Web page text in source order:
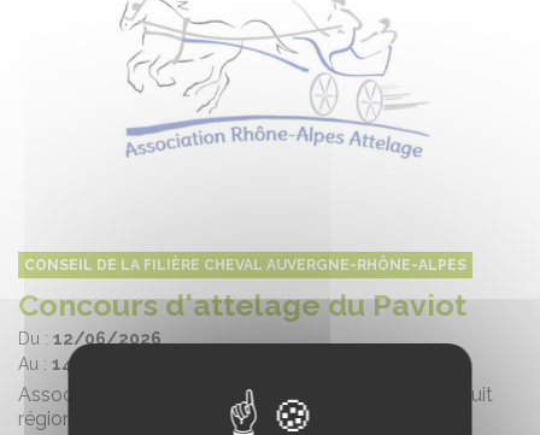
CONSEIL DE LA FILIÈRE CHEVAL AUVERGNE-RHÔNE-ALPES
Concours d'attelage du Paviot
Du : 12/06/2026
Au : 14/06/2026
Association Rhône-Alpes Attelage ► Etape du circuit
régional, amateur, club et jeunes chevaux